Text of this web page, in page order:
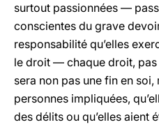
surtout passionnées —
conscientes du grave
responsabilité qu’elles
le droit — chaque droit,
sera non pas une fin en
personnes impliquées,
des délits ou qu’elles aient